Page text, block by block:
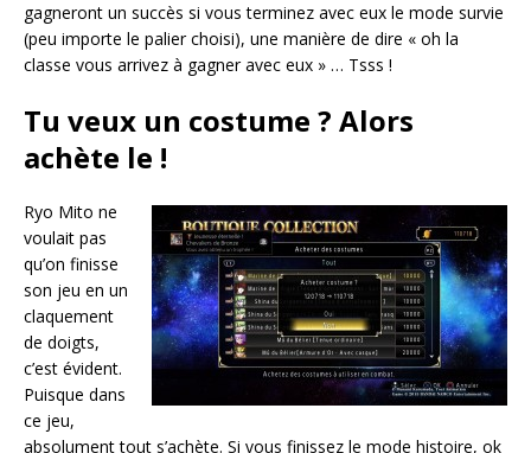
gagneront un succès si vous terminez avec eux le mode survie
(peu importe le palier choisi), une manière de dire « oh la
classe vous arrivez à gagner avec eux » … Tsss !
Tu veux un costume ? Alors
achète le !
Ryo Mito ne
voulait pas
qu’on finisse
son jeu en un
claquement
de doigts,
c’est évident.
Puisque dans
ce jeu,
absolument tout s’achète. Si vous finissez le mode histoire, ok